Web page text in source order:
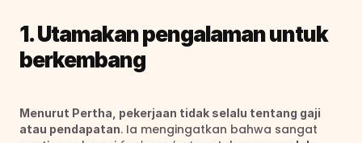
1. Utamakan pengalaman untuk
berkembang
Menurut Pertha, pekerjaan tidak selalu tentang gaji
atau pendapatan. Ia mengingatkan bahwa sangat